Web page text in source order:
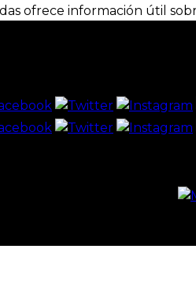
ofrece información útil